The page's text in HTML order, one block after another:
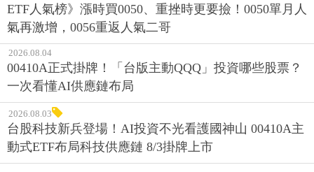
ETF人氣榜》漲時買0050、重挫時更要撿！0050單月人
氣再激增，0056重返人氣二哥
2026.08.04
00410A正式掛牌！「台版主動QQQ」投資哪些股票？
一次看懂AI供應鏈布局
2026.08.03
台股科技新兵登場！AI投資不光看護國神山 00410A主
動式ETF布局科技供應鏈 8/3掛牌上市